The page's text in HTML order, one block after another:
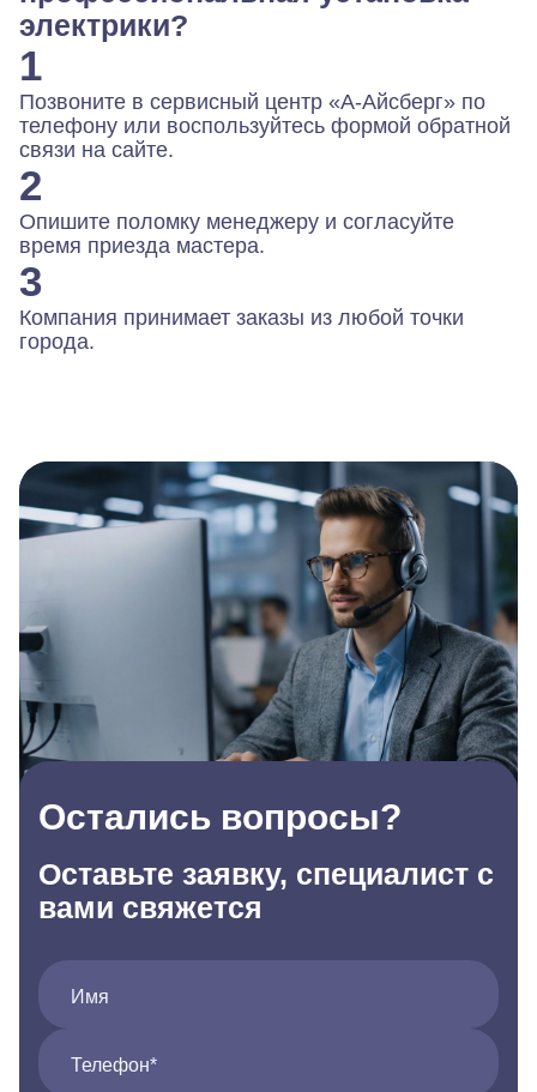
электрики?
1
Позвоните в сервисный центр «А-Айсберг» по
телефону или воспользуйтесь формой обратной
связи на сайте.
2
Опишите поломку менеджеру и согласуйте
время приезда мастера.
3
Компания принимает заказы из любой точки
города.
Остались вопросы?
Оставьте заявку, специалист с
вами свяжется
Имя
Телефон*